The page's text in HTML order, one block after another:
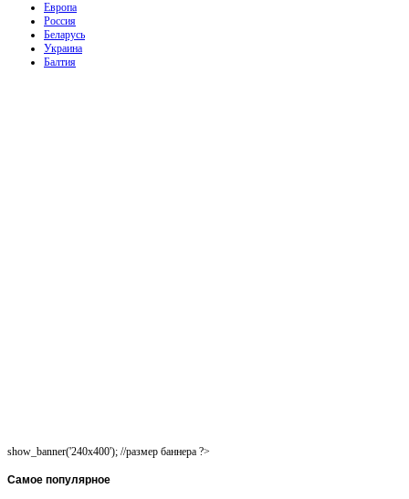
Европа
Россия
Беларусь
Украина
Балтия
show_banner('240x400'); //размер баннера ?>
Самое популярное